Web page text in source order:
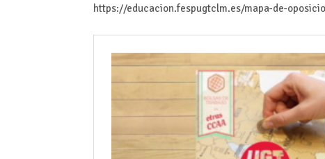
https://educacion.fespugtclm.es/mapa-de-